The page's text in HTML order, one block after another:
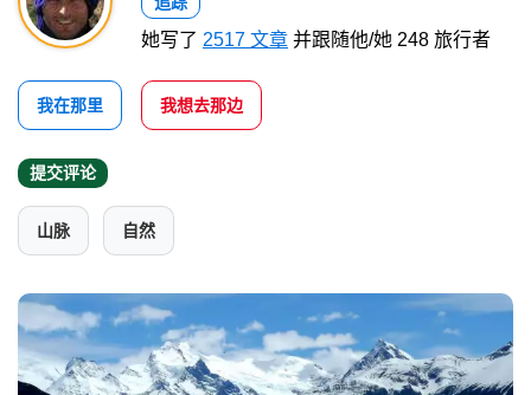
她写了 2517 文章 并跟随他/她 248 旅行者
我在那里 我想去那边
提交评论
山脉 自然